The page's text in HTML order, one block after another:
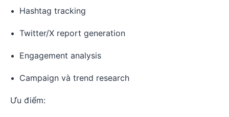
Hashtag tracking
Twitter/X report generation
Engagement analysis
Campaign và trend research
Ưu điểm: